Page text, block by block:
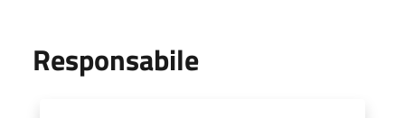
Responsabile